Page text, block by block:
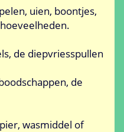
uien, boontjes,
de diepvriesspullen
de
wasmiddel of